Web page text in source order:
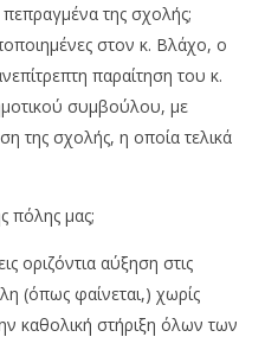
της σχολής;
στον κ. Βλάχο, ο
παραίτηση του κ.
συμβούλου, με
της σχολής, η οποία τελικά
πόλης μας;
οριζόντια αύξηση στις
(όπως φαίνεται,) χωρίς
καθολική στήριξη όλων των